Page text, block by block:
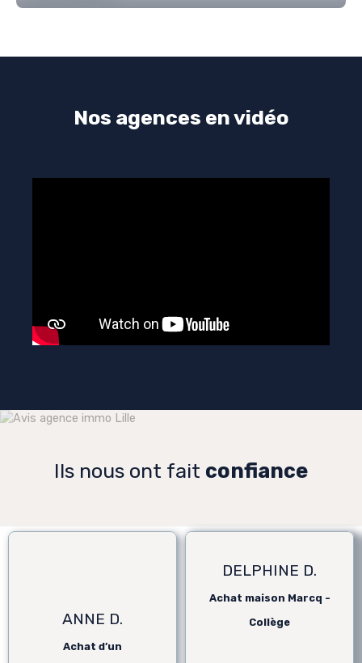
Nos agences en vidéo
Ils nous ont fait confiance
ANNE D.
Achat d’un
DELPHINE D.
Achat maison Marcq -
Collège